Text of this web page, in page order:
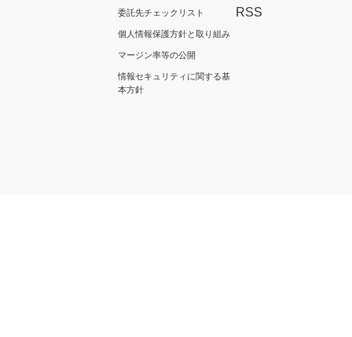
委託先チェックリスト
個人情報保護方針と取り組み
マージン率等の公開
情報セキュリティに関する基
本方針
RSS